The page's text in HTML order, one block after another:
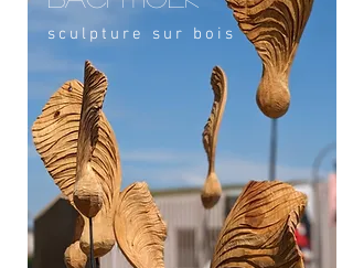
sculpture sur bois